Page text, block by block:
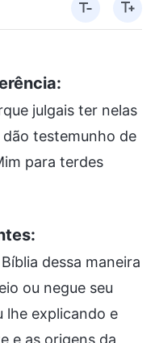
julgais ter nelas
dão testemunho de
para terdes
dessa maneira
ou negue seu
lhe explicando e
e as origens da